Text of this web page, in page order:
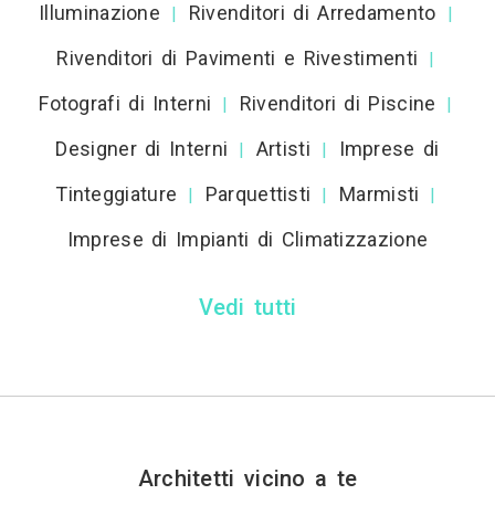
Illuminazione
| Rivenditori di Arredamento |
Rivenditori di Pavimenti e Rivestimenti |
Fotografi di Interni | Rivenditori di Piscine |
Designer di Interni | Artisti |
Imprese di
Tinteggiature
| Parquettisti | Marmisti |
Imprese di Impianti di Climatizzazione
Vedi tutti
Architetti vicino a te